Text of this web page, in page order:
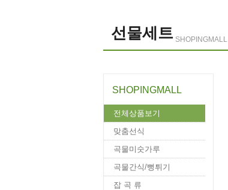
선물세트 SHOPINGMALL
SHOPINGMALL
전체상품보기
맞춤선식
곡물미숫가루
곡물간식/뻥튀기
잡 곡 류